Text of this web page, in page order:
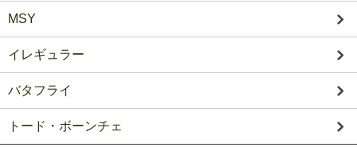
MSY
イレギュラー
バタフライ
トード・ボーンチェ